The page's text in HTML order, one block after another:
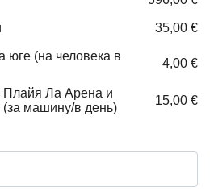
35,00 €
юге (на человека в
4,00 €
Плайя Ла Арена и
машину/в день)
15,00 €